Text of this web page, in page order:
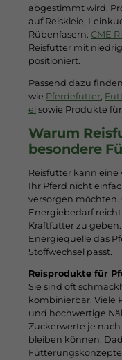
abgestimmt wird.
auf Reiskleie,
Rübenfasern. CME
Reisfutter mit
positioniert.
Passend dazu
wie Pferdefutter,
el sowie Produkte für
Warum
besondere
Reisfutter kann eine
Ihr Pferd nicht
versorgen
Energiebedarf
Kraftfutter zu
Energiequelle das
Stoffwechsel passt.
Reisprodukte für
Sie sind oft
kombinierbar. Viele
und hochwertige
Zuckerwerte je
bleiben können.